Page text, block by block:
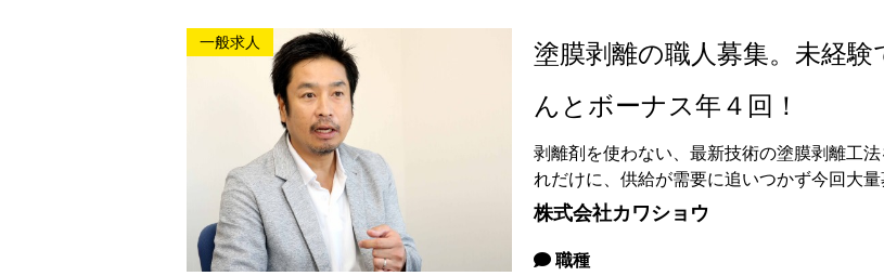
塗膜剥離の職人募集。未経
んとボーナス年４回！
剥離剤を使わない、最新技術の塗膜剥離工
れだけに、供給が需要に追いつかず今回大量
株式会社カワショウ
職種
一般求人